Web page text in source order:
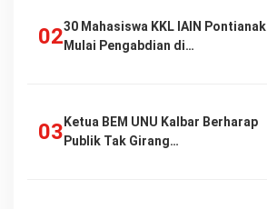
30 Mahasiswa KKL IAIN Pontianak
Mulai Pengabdian di…
Ketua BEM UNU Kalbar Berharap
Publik Tak Girang…